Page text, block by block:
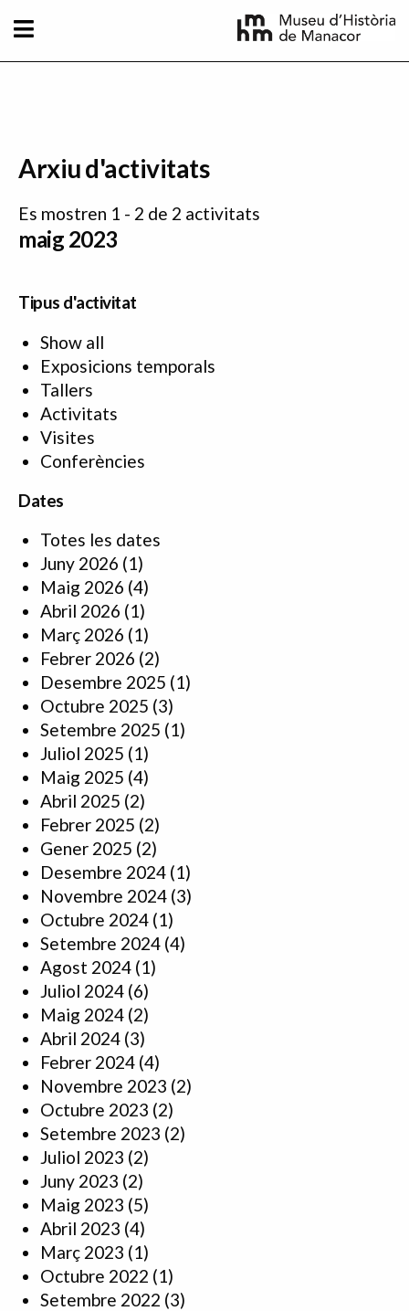
Arxiu d'activitats
Es mostren 1 - 2 de 2 activitats
maig 2023
Tipus d'activitat
Show all
Exposicions temporals
Tallers
Activitats
Visites
Conferències
Dates
Totes les dates
Juny 2026 (1)
Maig 2026 (4)
Abril 2026 (1)
Març 2026 (1)
Febrer 2026 (2)
Desembre 2025 (1)
Octubre 2025 (3)
Setembre 2025 (1)
Juliol 2025 (1)
Maig 2025 (4)
Abril 2025 (2)
Febrer 2025 (2)
Gener 2025 (2)
Desembre 2024 (1)
Novembre 2024 (3)
Octubre 2024 (1)
Setembre 2024 (4)
Agost 2024 (1)
Juliol 2024 (6)
Maig 2024 (2)
Abril 2024 (3)
Febrer 2024 (4)
Novembre 2023 (2)
Octubre 2023 (2)
Setembre 2023 (2)
Juliol 2023 (2)
Juny 2023 (2)
Maig 2023 (5)
Abril 2023 (4)
Març 2023 (1)
Octubre 2022 (1)
Setembre 2022 (3)